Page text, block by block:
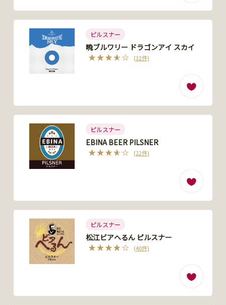
ピルスナー
暁ブルワリー ドラゴンアイ スカイ
(32件)
ピルスナー
EBINA BEER PILSNER
(22件)
ピルスナー
松江ビアへるん ピルスナー
(40件)